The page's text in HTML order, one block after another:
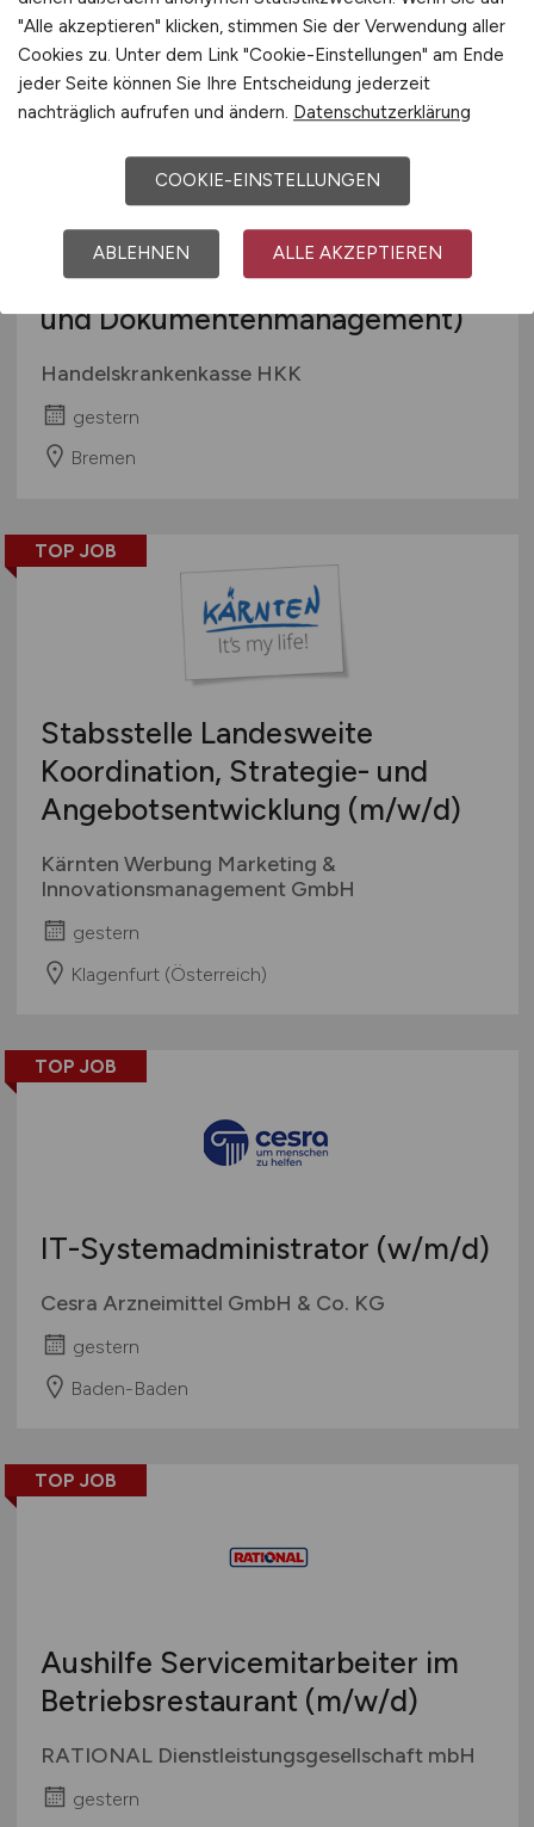
TOP JOB
Spezialist(m/w/d)Process
Intelligence (Schwerpunkt Input-
und Dokumentenmanagement)
Handelskrankenkasse HKK
gestern
Bremen
TOP JOB
Stabsstelle Landesweite
Koordination, Strategie- und
Angebotsentwicklung (m/w/d)
Kärnten Werbung Marketing &
Innovationsmanagement GmbH
gestern
Klagenfurt (Österreich)
TOP JOB
IT-Systemadministrator (w/m/d)
Cesra Arzneimittel GmbH & Co. KG
gestern
Baden-Baden
TOP JOB
Aushilfe Servicemitarbeiter im
Betriebsrestaurant (m/w/d)
RATIONAL Dienstleistungsgesellschaft mbH
gestern
"Alle akzeptieren" klicken, stimmen Sie der Verwendung aller
Cookies zu. Unter dem Link "Cookie-Einstellungen" am Ende
jeder Seite können Sie Ihre Entscheidung jederzeit
nachträglich aufrufen und ändern. Datenschutzerklärung
COOKIE-EINSTELLUNGEN
ABLEHNEN ALLE AKZEPTIEREN